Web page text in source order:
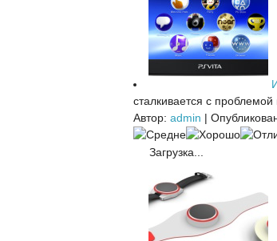
сталкивается с проблемой
Автор: admin |
Загрузка...